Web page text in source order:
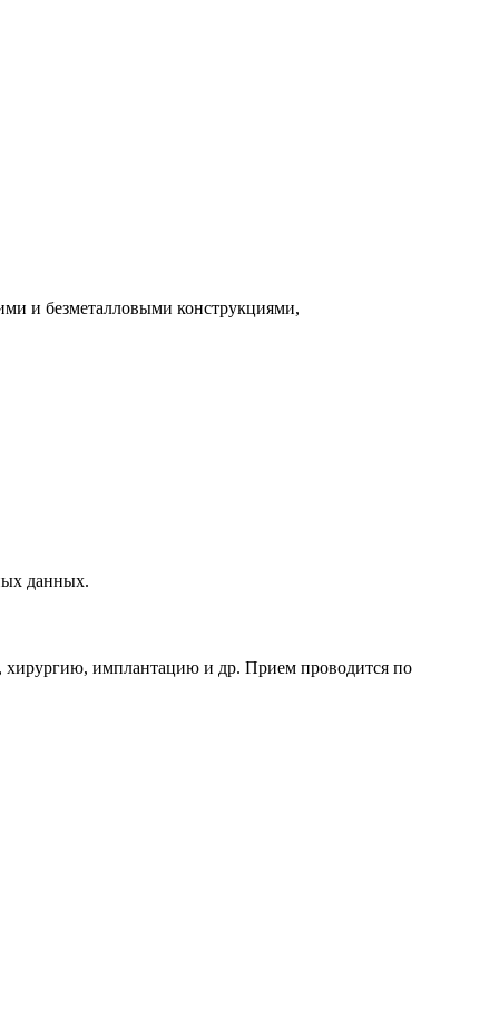
и безметалловыми конструкциями,
данных.
хирургию, имплантацию и др. Прием проводится по